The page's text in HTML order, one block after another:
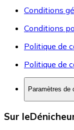
Conditions
Conditions
Politique de
Politique de
Paramètres de
Sur